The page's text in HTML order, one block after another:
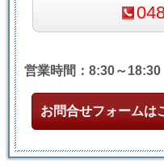
営業時間：8:30～18:30
お問合せフォームは